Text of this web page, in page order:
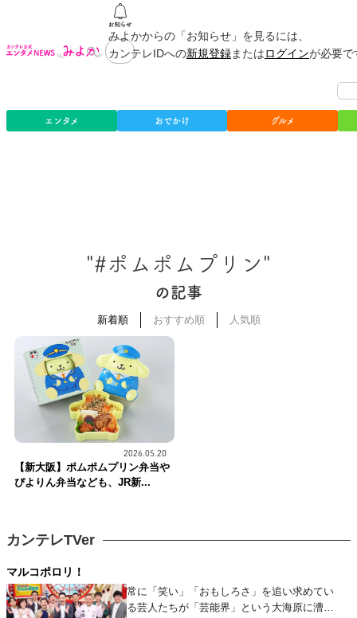
みよかからの「お知らせ」を見るには、
カンテレIDへの新規登録またはログインが必要
エンタメ おでかけ グルメ
"#ポムポムプリン"
の記事
新着順 おすすめ順 人気順
2026.05.20
【新大阪】ポムポムプリン弁当や
ぴよりん弁当なども、JR新...
カンテレTVer
マルコポロリ！
常に「笑い」「おもしろさ」を追い求めてい
る芸人たちが「芸能界」という大海原に漕ぎ